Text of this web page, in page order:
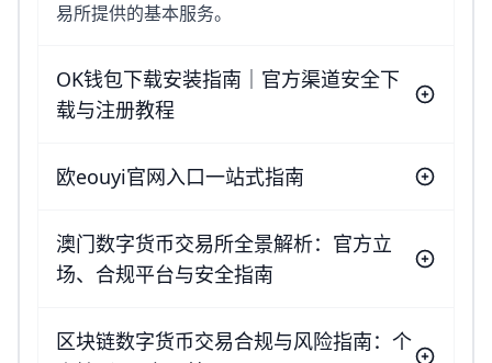
易所提供的基本服务。
OK钱包下载安装指南｜官方渠道安全下
载与注册教程
欧eouyi官网入口一站式指南
澳门数字货币交易所全景解析：官方立
场、合规平台与安全指南
区块链数字货币交易合规与风险指南：个